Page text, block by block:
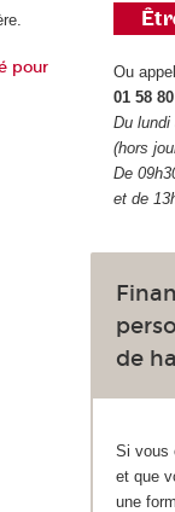
pour
Ou
01 58
Du lundi
(hors
De
et de
de
Si vous
et que
une